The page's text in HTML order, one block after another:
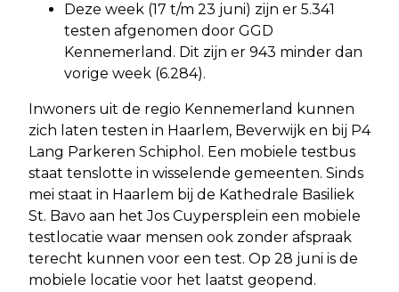
Deze week (17 t/m 23 juni) zijn er 5.341
testen afgenomen door GGD
Kennemerland. Dit zijn er 943 minder dan
vorige week (6.284).
Inwoners uit de regio Kennemerland kunnen
zich laten testen in Haarlem, Beverwijk en bij P4
Lang Parkeren Schiphol. Een mobiele testbus
staat tenslotte in wisselende gemeenten. Sinds
mei staat in Haarlem bij de Kathedrale Basiliek
St. Bavo aan het Jos Cuypersplein een mobiele
testlocatie waar mensen ook zonder afspraak
terecht kunnen voor een test. Op 28 juni is de
mobiele locatie voor het laatst geopend.